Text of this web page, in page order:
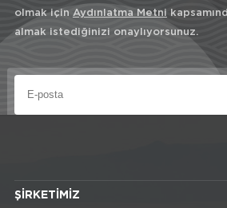
olmak için Aydınlatma Metni
almak istediğinizi onaylıyorsunuz.
ŞIRKETIMIZ